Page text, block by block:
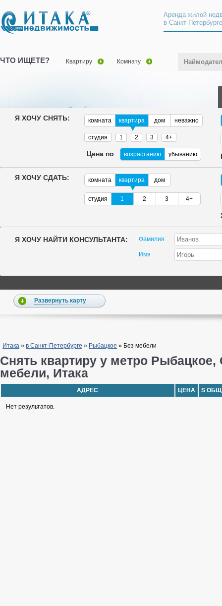
Аренда жилой
в Санкт-
ЧТО ИЩЕТЕ? Квартиру Комнату
Я ХОЧУ СНЯТЬ: комната квартира дом неважно
студия 1 2 3 4+
Цена по возрастанию убыванию
Я ХОЧУ СДАТЬ: комната квартира дом
студия 1 2 3 4+
Я ХОЧУ НАЙТИ КОНСУЛЬТАНТА: Фамилия
Имя
Развернуть карту
Итака » в Санкт-Петербурге » Рыбацкое » Без мебели
Снять квартиру у метро Рыбацкое,
мебели, Итака
АДРЕС ЦЕНА S
Нет результатов.